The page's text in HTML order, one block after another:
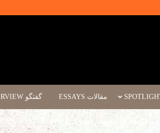
مقالات ESSAYS گفتگو INTERVIEW
کارگاه فیلم سینما چشم WORKSHOPS/MASTERCLASSES